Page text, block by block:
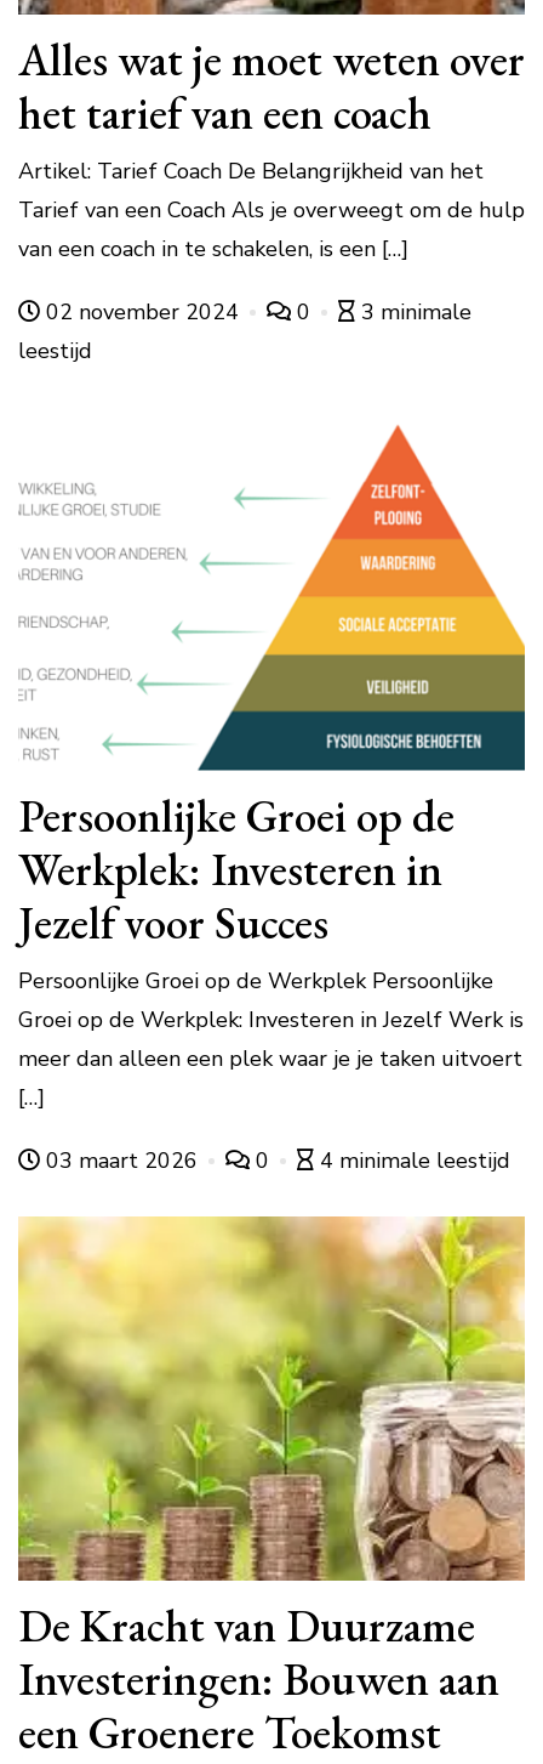
Alles wat je moet weten over
het tarief van een coach
Artikel: Tarief Coach De Belangrijkheid van het
Tarief van een Coach Als je overweegt om de hulp
van een coach in te schakelen, is een […]
02 november 2024 0
3 minimale
leestijd
Persoonlijke Groei op de
Werkplek: Investeren in
Jezelf voor Succes
Persoonlijke Groei op de Werkplek Persoonlijke
Groei op de Werkplek: Investeren in Jezelf Werk is
meer dan alleen een plek waar je je taken uitvoert
[…]
03 maart 2026 0 4 minimale leestijd
De Kracht van Duurzame
Investeringen: Bouwen aan
een Groenere Toekomst